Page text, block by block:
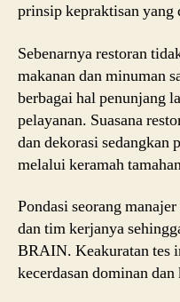
prinsip kepraktisan yang
Sebenarnya restoran
makanan dan minuman
berbagai hal penunjang
pelayanan. Suasana
dan dekorasi sedangkan
melalui keramah
Pondasi seorang
dan tim kerjanya
BRAIN. Keakuratan tes
kecerdasan dominan